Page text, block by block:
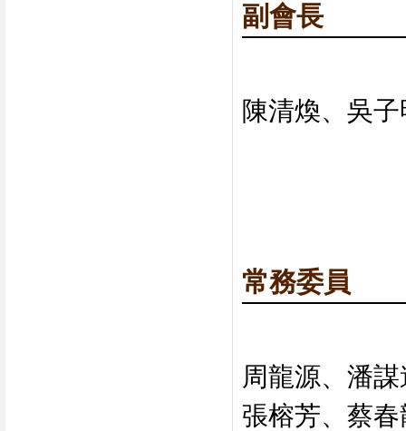
副會長
陳清煥、吳
常務委員
周龍源、潘
張榕芳、蔡